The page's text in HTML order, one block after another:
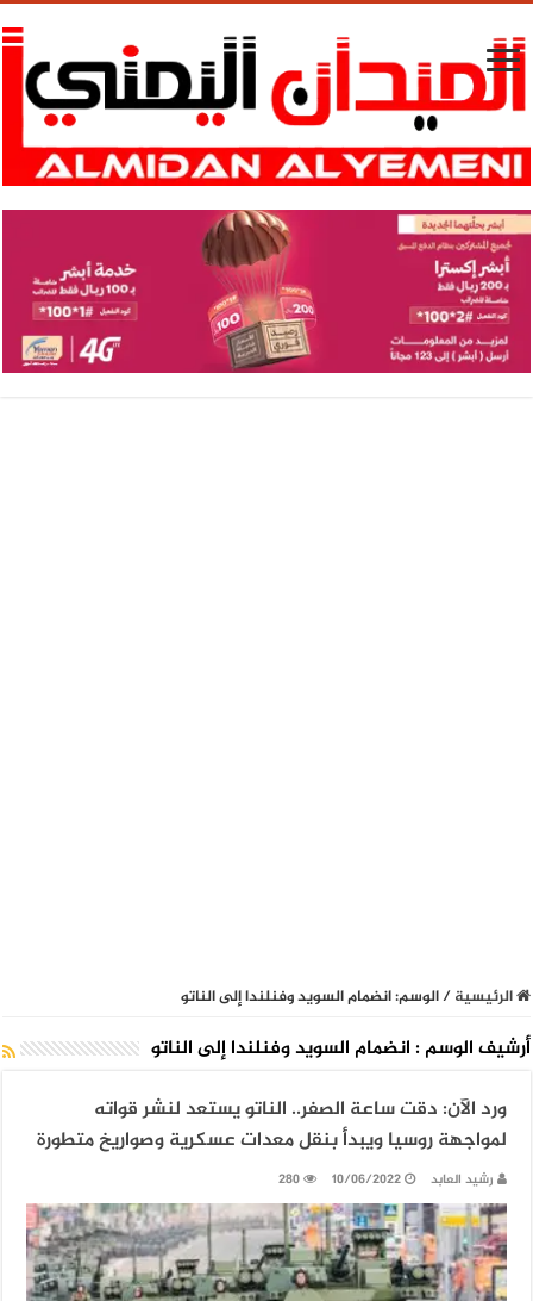
الرئيسية/الوسم:انضمام السويد وفنلندا إلى الناتو
أرشيف الوسم : انضمام السويد وفنلندا إلى الناتو
ورد الآن: دقت ساعة الصفر.. الناتو يستعد لنشر قواته
لمواجهة روسيا ويبدأ بنقل معدات عسكرية وصواريخ متطورة
رشيد العابد 10/06/2022
280